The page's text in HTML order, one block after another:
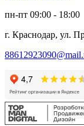
пн-пт 09:00 - 18:00
г. Краснодар, ул.